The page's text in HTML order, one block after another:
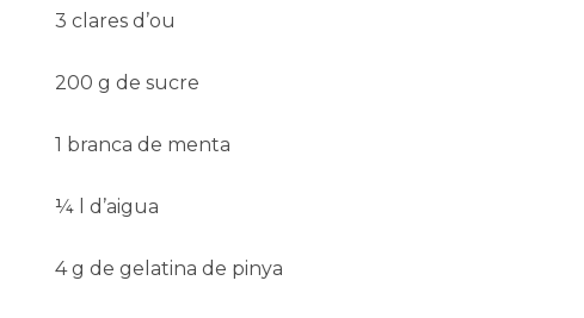
3 clares d’ou
200 g de sucre
1 branca de menta
¼ l d’aigua
4 g de gelatina de pinya